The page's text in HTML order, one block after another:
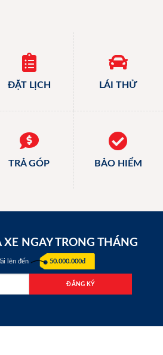
ĐẶT LỊCH LÁI THỬ
TRẢ GÓP BẢO HIỂM
NGAY TRONG THÁNG
lên đến 50.000.000đ